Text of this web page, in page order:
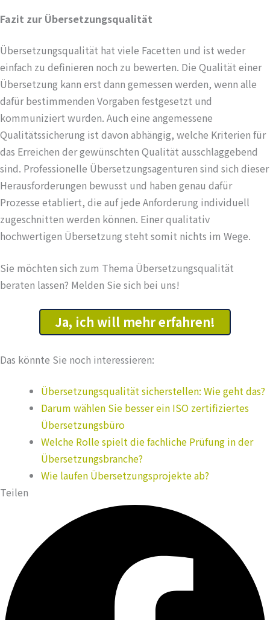
Fazit zur Übersetzungsqualität
Übersetzungsqualität hat viele Facetten und ist weder
einfach zu definieren noch zu bewerten. Die Qualität einer
Übersetzung kann erst dann gemessen werden, wenn alle
dafür bestimmenden Vorgaben festgesetzt und
kommuniziert wurden. Auch eine angemessene
Qualitätssicherung ist davon abhängig, welche Kriterien für
das Erreichen der gewünschten Qualität ausschlaggebend
sind. Professionelle Übersetzungsagenturen sind sich dieser
Herausforderungen bewusst und haben genau dafür
Prozesse etabliert, die auf jede Anforderung individuell
zugeschnitten werden können. Einer qualitativ
hochwertigen Übersetzung steht somit nichts im Wege.
Sie möchten sich zum Thema Übersetzungsqualität
beraten lassen? Melden Sie sich bei uns!
Ja, ich will mehr erfahren!
Das könnte Sie noch interessieren:
Übersetzungsqualität sicherstellen: Wie geht das?
Darum wählen Sie besser ein ISO zertifiziertes
Übersetzungsbüro
Welche Rolle spielt die fachliche Prüfung in der
Übersetzungsbranche?
Wie laufen Übersetzungsprojekte ab?
Teilen